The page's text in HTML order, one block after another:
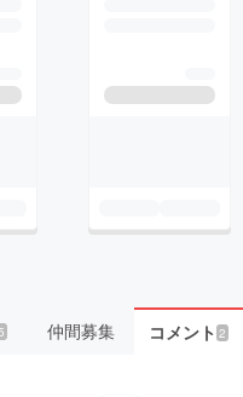
仲間募集 コメント 2